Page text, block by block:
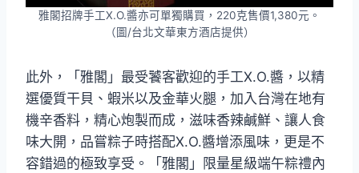
雅閣招牌手工X.O.醬亦可單獨購買，220克售價1,380元。
（圖/台北文華東方酒店提供）
此外，「雅閣」最受饕客歡迎的手工X.O.醬，以精
選優質干貝、蝦米以及金華火腿，加入台灣在地有
機辛香料，精心炮製而成，滋味香辣鹹鮮、讓人食
味大開，品嘗粽子時搭配X.O.醬增添風味，更是不
容錯過的極致享受。「雅閣」限量星級端午粽禮內